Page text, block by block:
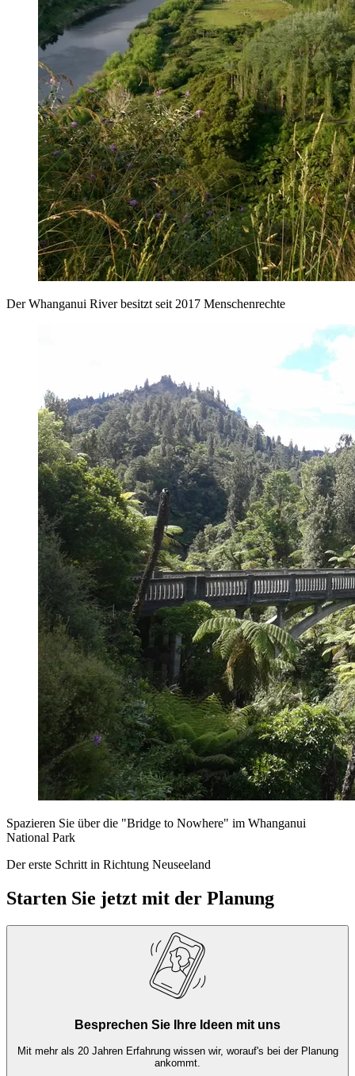
Der Whanganui River besitzt seit 2017 Menschenrechte
Spazieren Sie über die "Bridge to Nowhere" im Whanganui
National Park
Der erste Schritt in Richtung Neuseeland
Starten Sie jetzt mit der Planung
Besprechen Sie Ihre Ideen mit uns
Mit mehr als 20 Jahren Erfahrung wissen wir, worauf's bei der Planung
ankommt.